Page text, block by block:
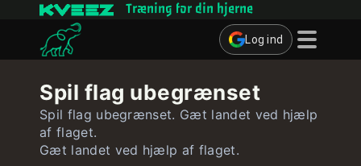
Træning for din hjerne
Log ind
Quizzer
Spil flag ubegrænset
Spil flag ubegrænset. Gæt landet ved hjælp
af flaget.
Gæt landet ved hjælp af flaget.